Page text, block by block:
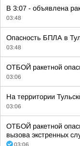
В 3:07 - объявлена
03:48
Опасность БПЛА в
03:48
ОТБОЙ ракетной
03:06
На территории
03:06
ОТБОЙ ракетной
вызова экстренных
03:06